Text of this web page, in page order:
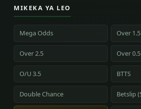
MIKEKA YA LEO
Mega Odds Over 1.5
Over 2.5 Over
O/U 3.5 BTTS
Double Chance Betslip